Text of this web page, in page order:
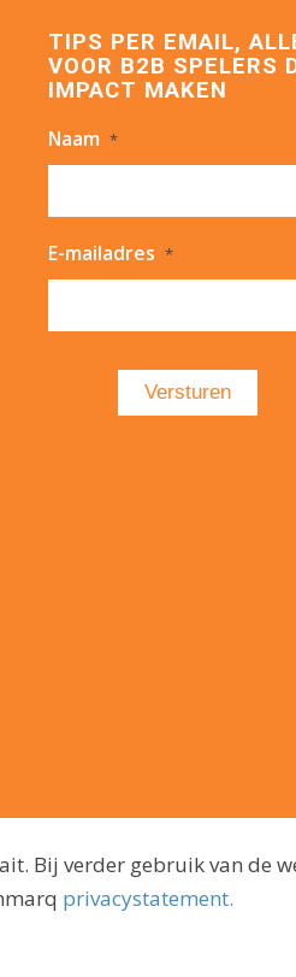
TIPS PER EMAIL,
VOOR B2B SPELERS
IMPACT MAKEN
Naam *
E-mailadres *
Bij verder gebruik van de
privacystatement.